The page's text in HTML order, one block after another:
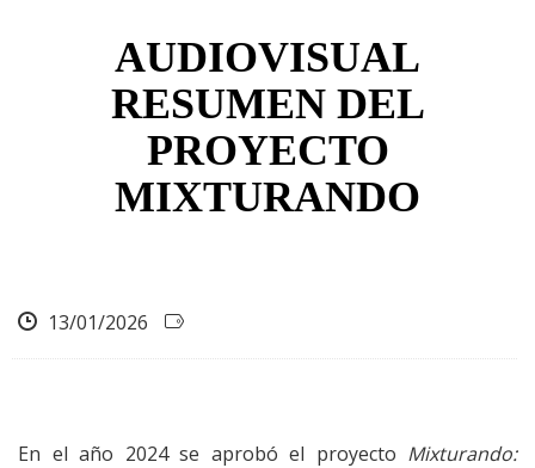
ayuda
navegación
AUDIOVISUAL
RESUMEN DEL
PROYECTO
MIXTURANDO
13/01/2026
En el año 2024 se aprobó el proyecto Mixturando: